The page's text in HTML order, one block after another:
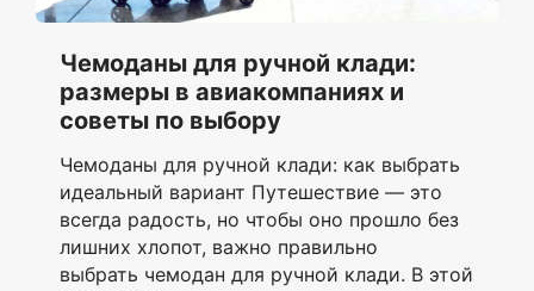
Чемоданы для ручной клади:
размеры в авиакомпаниях и
советы по выбору
Чемоданы для ручной клади: как выбрать
идеальный вариант Путешествие — это
всегда радость, но чтобы оно прошло без
лишних хлопот, важно правильно
выбрать чемодан для ручной клади. В этой